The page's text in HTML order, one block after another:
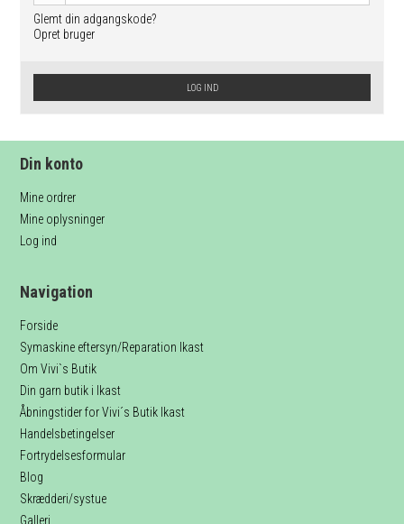
Glemt din adgangskode?
Opret bruger
LOG IND
Din konto
Mine ordrer
Mine oplysninger
Log ind
Navigation
Forside
Symaskine eftersyn/Reparation Ikast
Om Vivi`s Butik
Din garn butik i Ikast
Åbningstider for Vivi´s Butik Ikast
Handelsbetingelser
Fortrydelsesformular
Blog
Skrædderi/systue
Galleri